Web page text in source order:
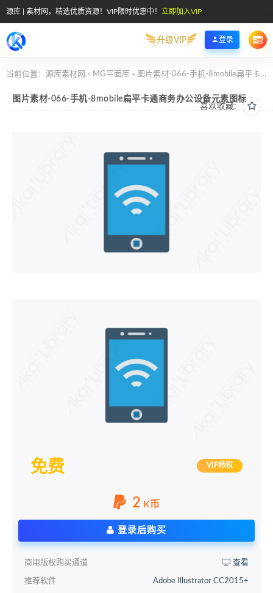
源库 | 素材网，精选优质资源！VIP限时优惠中！ 立即加入VIP
升级VIP 登录
当前位置： 源库素材网 > MG平面库 > 图片素材-066-手机-8mobile扁平卡通商务办公设备元素图标
喜欢收藏:
图片素材-066-手机-8mobile扁平卡通商务办公设备元素图标
免费 VIP特权
2 K币
登录后购买
商用版权购买通道 查看
推荐软件 Adobe Illustrator CC2015+